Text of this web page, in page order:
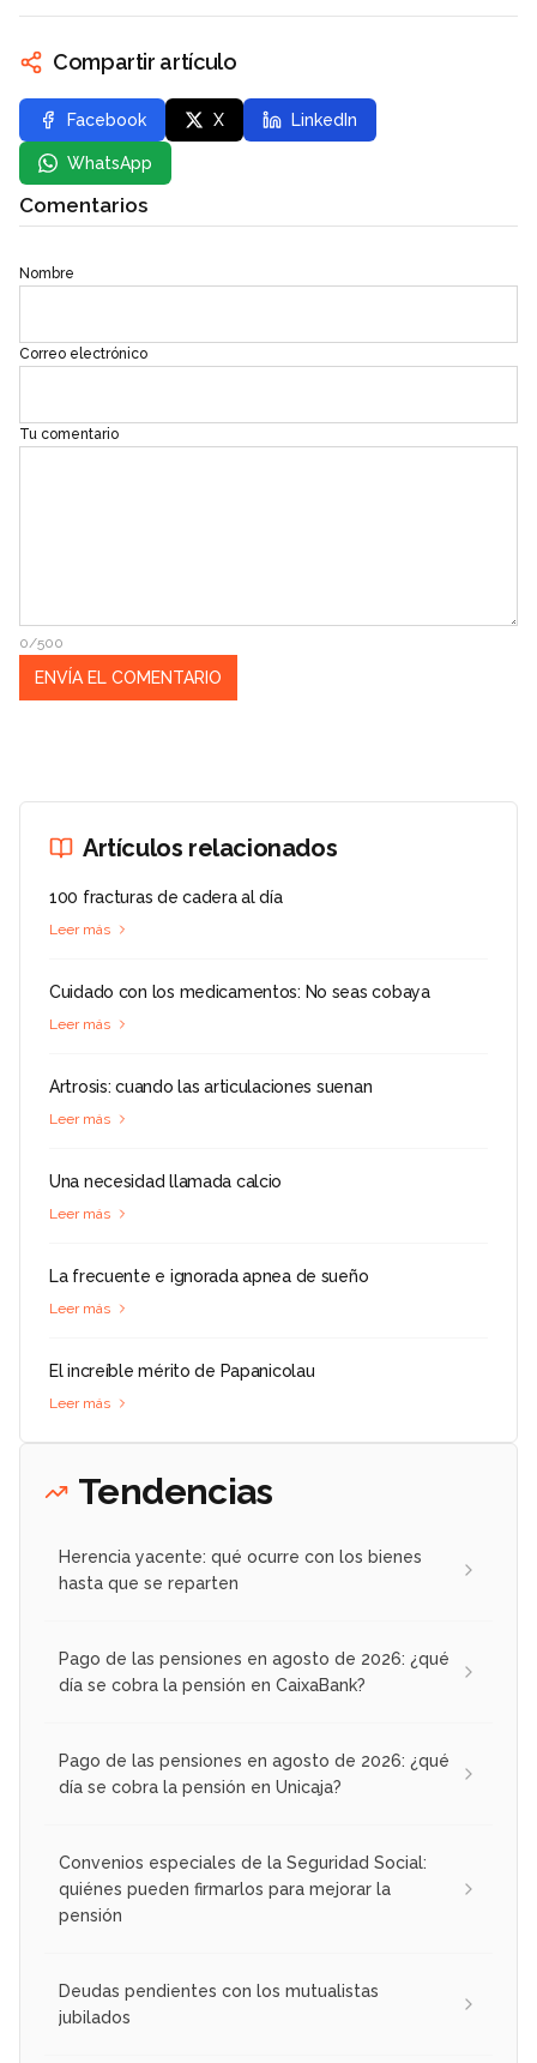
Compartir artículo
Facebook X LinkedIn
WhatsApp
Comentarios
Nombre
Correo electrónico
Tu comentario
0/500
Artículos relacionados
100 fracturas de cadera al día
Leer más
Cuidado con los medicamentos: No seas cobaya
Leer más
Artrosis: cuando las articulaciones suenan
Leer más
Una necesidad llamada calcio
Leer más
La frecuente e ignorada apnea de sueño
Leer más
El increíble mérito de Papanicolau
Leer más
Tendencias
Herencia yacente: qué ocurre con los bienes
hasta que se reparten
Pago de las pensiones en agosto de 2026: ¿qué
día se cobra la pensión en CaixaBank?
Pago de las pensiones en agosto de 2026: ¿qué
día se cobra la pensión en Unicaja?
Convenios especiales de la Seguridad Social:
quiénes pueden firmarlos para mejorar la
pensión
Deudas pendientes con los mutualistas
jubilados